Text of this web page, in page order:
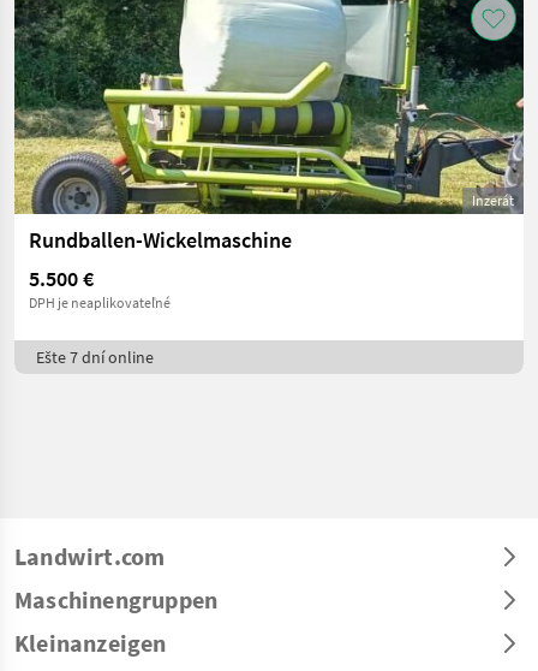
Inzerát
Rundballen-Wickelmaschine
5.500 €
DPH je neaplikovateľné
Ešte 7 dní online
Landwirt.com
Maschinengruppen
Kleinanzeigen